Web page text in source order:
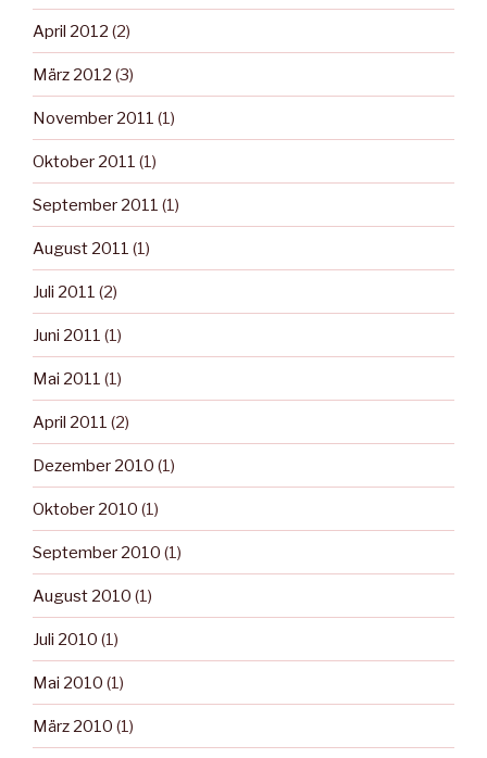
April 2012 (2)
März 2012 (3)
November 2011 (1)
Oktober 2011 (1)
September 2011 (1)
August 2011 (1)
Juli 2011 (2)
Juni 2011 (1)
Mai 2011 (1)
April 2011 (2)
Dezember 2010 (1)
Oktober 2010 (1)
September 2010 (1)
August 2010 (1)
Juli 2010 (1)
Mai 2010 (1)
März 2010 (1)